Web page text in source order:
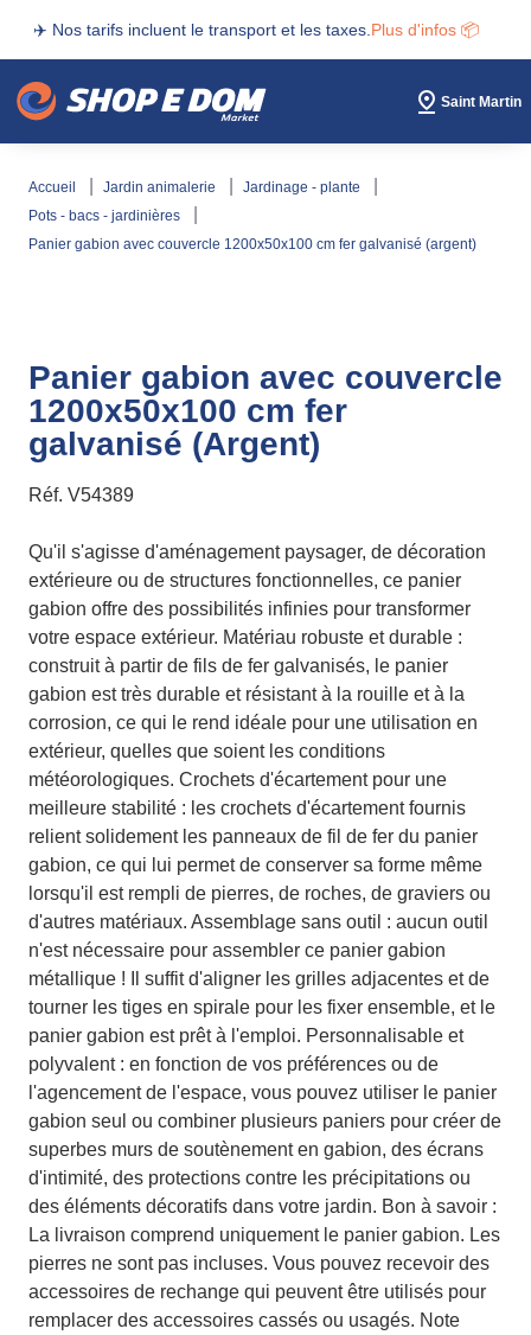
✈️ Nos tarifs incluent le transport et les taxes. Plus d'infos 📦
Saint Martin
accueil jardin animalerie
jardinage - plante
pots - bacs - jardinières
panier gabion avec couvercle 1200x50x100 cm fer galvanisé (argent)
Panier gabion avec couvercle
1200x50x100 cm fer
galvanisé (Argent)
Réf. V54389
Qu'il s'agisse d'aménagement paysager, de décoration
extérieure ou de structures fonctionnelles, ce panier
gabion offre des possibilités infinies pour transformer
votre espace extérieur. Matériau robuste et durable :
construit à partir de fils de fer galvanisés, le panier
gabion est très durable et résistant à la rouille et à la
corrosion, ce qui le rend idéale pour une utilisation en
extérieur, quelles que soient les conditions
météorologiques. Crochets d'écartement pour une
meilleure stabilité : les crochets d'écartement fournis
relient solidement les panneaux de fil de fer du panier
gabion, ce qui lui permet de conserver sa forme même
lorsqu'il est rempli de pierres, de roches, de graviers ou
d'autres matériaux. Assemblage sans outil : aucun outil
n'est nécessaire pour assembler ce panier gabion
métallique ! Il suffit d'aligner les grilles adjacentes et de
tourner les tiges en spirale pour les fixer ensemble, et le
panier gabion est prêt à l'emploi. Personnalisable et
polyvalent : en fonction de vos préférences ou de
l'agencement de l'espace, vous pouvez utiliser le panier
gabion seul ou combiner plusieurs paniers pour créer de
superbes murs de soutènement en gabion, des écrans
d'intimité, des protections contre les précipitations ou
des éléments décoratifs dans votre jardin. Bon à savoir :
La livraison comprend uniquement le panier gabion. Les
pierres ne sont pas incluses. Vous pouvez recevoir des
accessoires de rechange qui peuvent être utilisés pour
remplacer des accessoires cassés ou usagés. Note